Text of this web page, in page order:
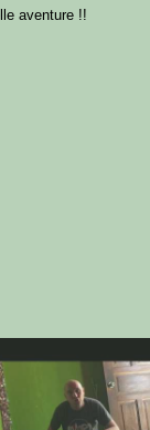
aventure !!